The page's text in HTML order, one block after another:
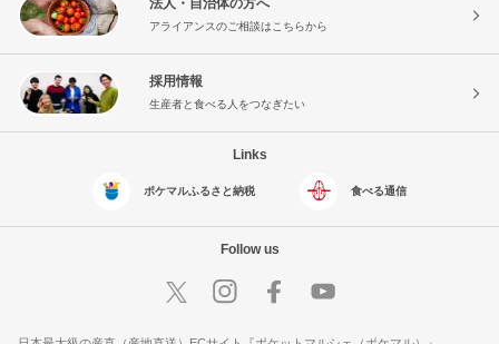
アライアンスのご相談はこちらから
採用情報
生産者と食べる人をつなぎたい
Links
ポケマルふるさと納税 食べる通信
Follow us